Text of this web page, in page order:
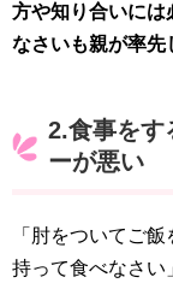
方や知り合いには
なさいも親が率先
2.食事をす
ーが悪い
「肘をついてご
持って食べなさい